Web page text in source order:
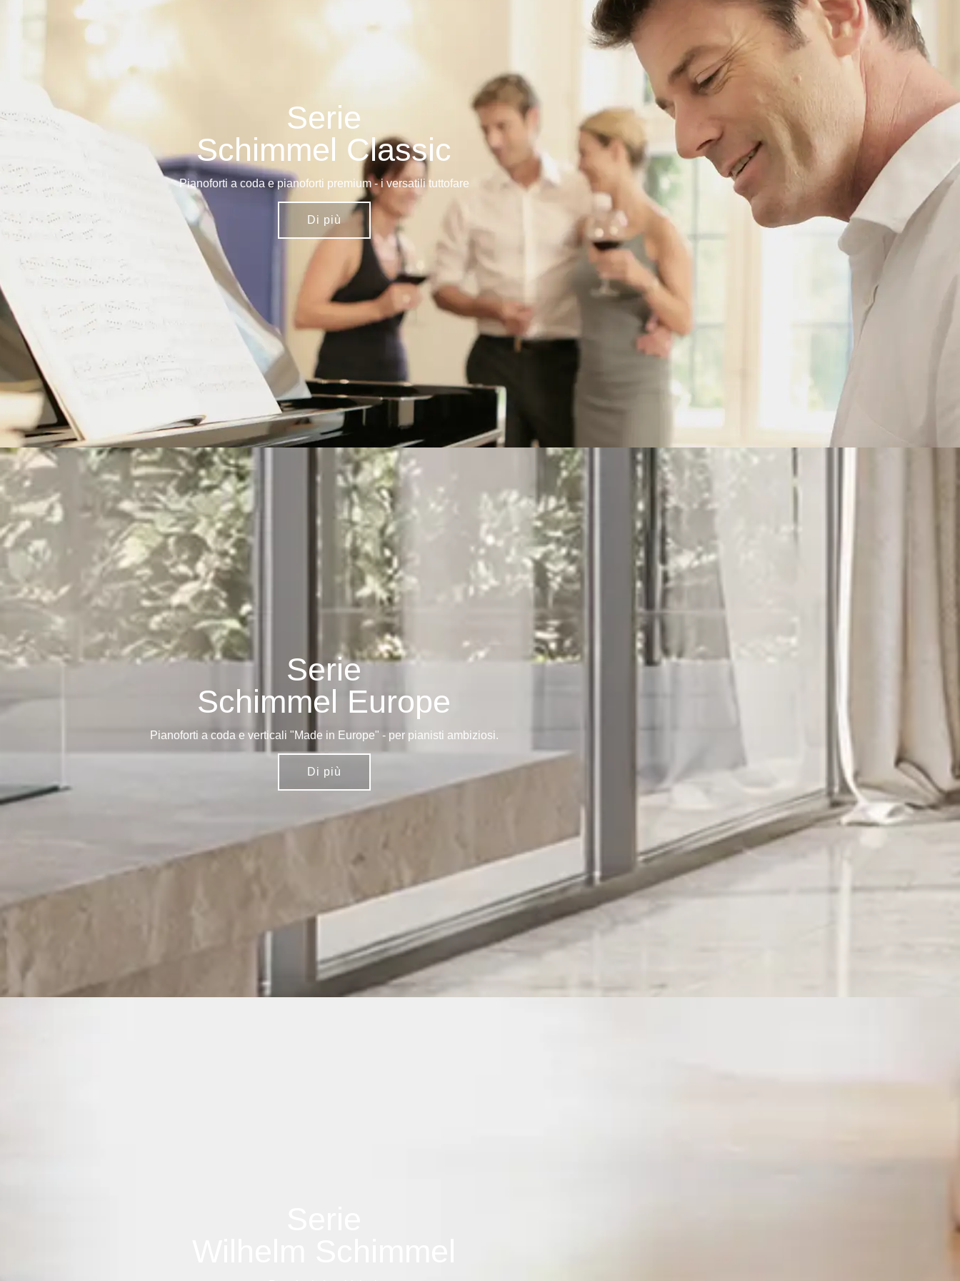
Serie
Schimmel Classic
Pianoforti a coda e pianoforti premium - i versatili tuttofare
Di più
Serie
Schimmel Europe
Pianoforti a coda e verticali "Made in Europe" - per pianisti ambiziosi.
Di più